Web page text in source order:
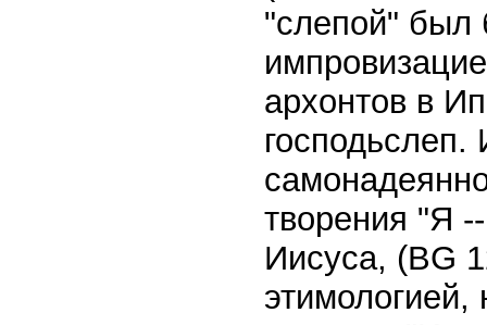
"слепой" был
архонтов в
творения "Я
Иисуса, (BG